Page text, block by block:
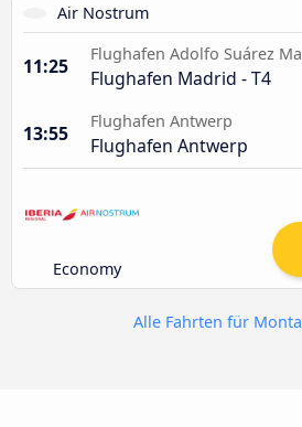
Air Nostrum
11:25
Flughafen Adolfo Suárez
Flughafen Madrid - T4
13:55
Flughafen Antwerp
Flughafen Antwerp
Economy
Alle Fahrten für